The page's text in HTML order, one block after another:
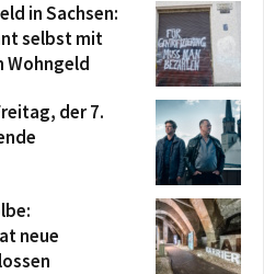
in Sachsen:
selbst mit
Wohngeld
der 7.
neue